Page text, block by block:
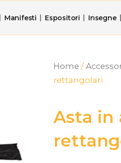
Manifesti Espositori Insegne
Home /
rettangolari
Asta in